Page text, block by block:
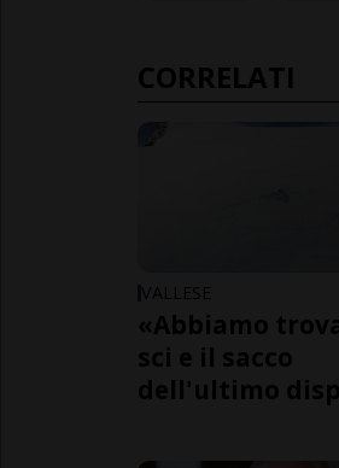
CORRELATI
VALLESE
«Abbiamo
sci e il sacco
dell'ultimo